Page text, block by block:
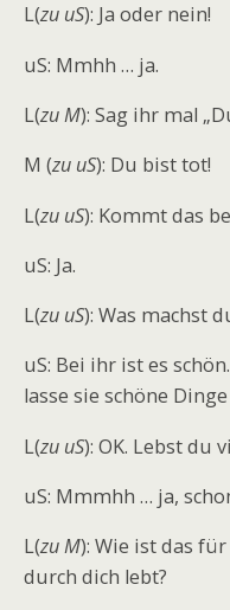
L(zu uS): Ja oder nein!
uS: Mmhh … ja.
L(zu M): Sag ihr mal
M (zu uS): Du bist tot!
L(zu uS): Kommt das
uS: Ja.
L(zu uS): Was machst
uS: Bei ihr ist es
lasse sie schöne
L(zu uS): OK. Lebst du
uS: Mmmhh … ja,
L(zu M): Wie ist das
durch dich lebt?